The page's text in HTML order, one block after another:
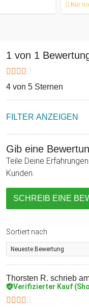
sich sehr über Dein
In Deinem
die Frage: Was sind
Urinal passt perfekt
Einweihungsparty
eine blitzsaubere
Nur
1 von 1
4 von 5 Sternen
FILTER ANZEIGEN
Gib eine
Teile Deine
Kunden.
SCHREIB EINE
Sortiert nach
Thorsten R. schrieb
Verifizierter Kauf